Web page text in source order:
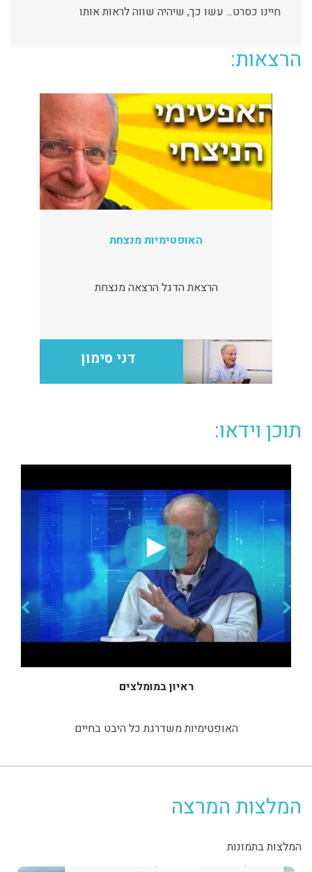
חיינו כסרט... עשו כך, שיהיה שווה לראות אותו
הרצאות:
האופטימיות מנצחת
הרצאת הדגל הרצאה מנצחת
דני סימון
תוכן וידאו:
ראיון במומלצים
האופטימיות משדרגת כל היבט בחיים
המלצות המרצה
המלצות בתמונות